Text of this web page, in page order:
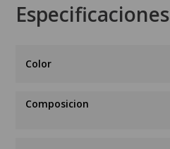
Especificaciones
Composicion